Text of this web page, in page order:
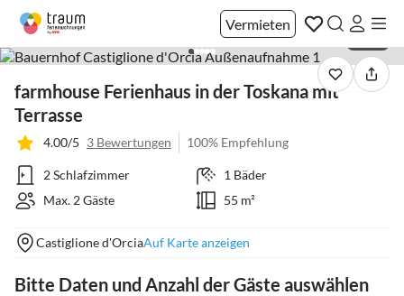
Vermieten
farmhouse Ferienhaus in der Toskana mit
Terrasse
4.00/5 3 Bewertungen 100% Empfehlung
2 Schlafzimmer
1 Bäder
Max. 2 Gäste
55 m²
Castiglione d'OrciaAuf Karte anzeigen
Bitte Daten und Anzahl der Gäste auswählen